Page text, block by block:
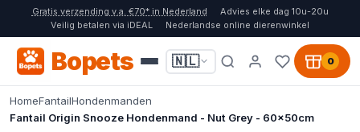
Gratis verzending v.a. €70* in Nederland
Advies elke dag 10u-20u
Veilig betalen via iDEAL
Nederlandse online dierenwinkel
Bopets 🇳🇱 0
HomeFantailHondenmanden
Fantail Origin Snooze Hondenmand - Nut Grey - 60x50cm